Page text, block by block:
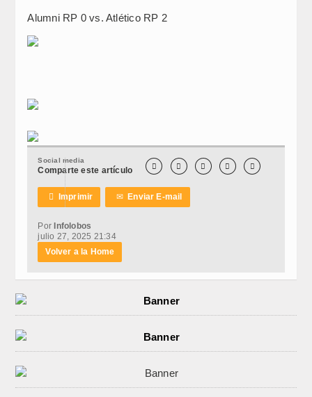
Alumni RP 0 vs. Atlético RP 2
Social media
Comparte este artículo     
 Imprimir ✉Enviar E-mail
Por Infolobos
julio 27, 2025 21:34
Volver a la Home